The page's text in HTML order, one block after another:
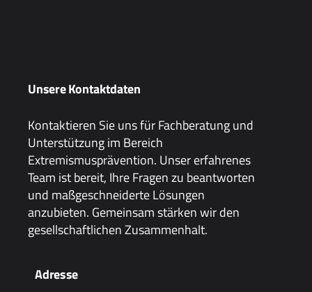
Unsere Kontaktdaten
Kontaktieren Sie uns für Fachberatung und
Unterstützung im Bereich
Extremismusprävention. Unser erfahrenes
Team ist bereit, Ihre Fragen zu beantworten
und maßgeschneiderte Lösungen
anzubieten. Gemeinsam stärken wir den
gesellschaftlichen Zusammenhalt.
Adresse